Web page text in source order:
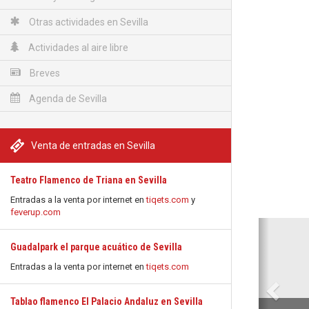
Otras actividades en Sevilla
Actividades al aire libre
Breves
Agenda de Sevilla
Venta de entradas en Sevilla
Teatro Flamenco de Triana en Sevilla
Entradas a la venta por internet entiqets.com y
feverup.com
Guadalpark el parque acuático de Sevilla
Entradas a la venta por internet entiqets.com
Tablao flamenco El Palacio Andaluz en Sevilla